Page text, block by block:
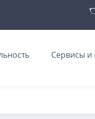
Сервисы и